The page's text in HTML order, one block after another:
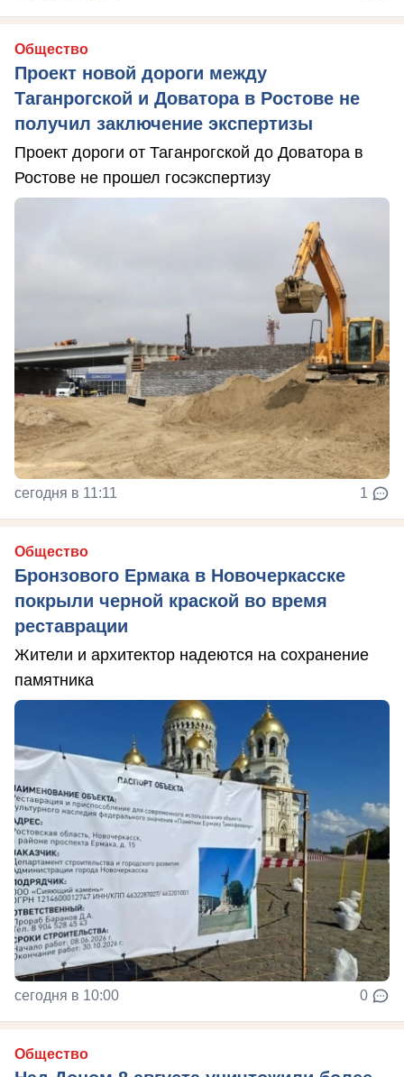
Общество
Проект новой дороги между
Таганрогской и Доватора в Ростове не
получил заключение экспертизы
Проект дороги от Таганрогской до Доватора в
Ростове не прошел госэкспертизу
сегодня в 11:11 1
Общество
Бронзового Ермака в Новочеркасске
покрыли черной краской во время
реставрации
Жители и архитектор надеются на сохранение
памятника
сегодня в 10:00 0
Общество